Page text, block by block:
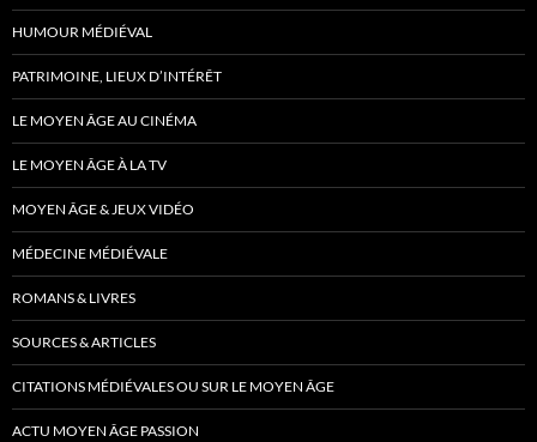
HUMOUR MÉDIÉVAL
PATRIMOINE, LIEUX D’INTÉRÊT
LE MOYEN ÂGE AU CINÉMA
LE MOYEN ÂGE À LA TV
MOYEN ÂGE & JEUX VIDÉO
MÉDECINE MÉDIÉVALE
ROMANS & LIVRES
SOURCES & ARTICLES
CITATIONS MÉDIÉVALES OU SUR LE MOYEN ÂGE
ACTU MOYEN ÂGE PASSION